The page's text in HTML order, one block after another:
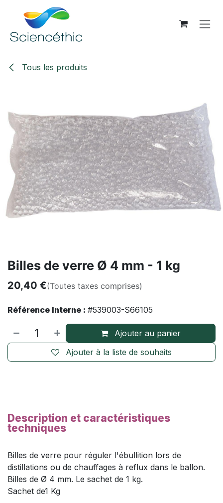
Se rendre au contenu
Tous les produits
Billes de verre Ø 4 mm - 1 kg
20,40 €(Toutes taxes comprises)
Référence Interne : #539003-S66105
Ajouter au panier
Ajouter à la liste de souhaits
Description et caractéristiques
techniques
Billes de verre pour réguler l'ébullition lors de
distillations ou de chauffages à reflux dans le ballon.
Billes de Ø 4 mm. Le sachet de 1 kg.
Sachet de1 Kg